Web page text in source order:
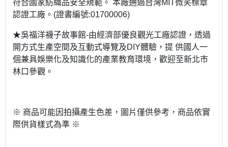
符合國家紡織品安全規範。 本廠通過台灣MIT微笑標章
認證工廠。(證書編號:01700006)
★吳福洋襪子故事館-由經濟部優良觀光工廠認證，透過
開方式生產空間及互動式導覽及DIY體驗，提 供國人一
個兼具娛樂化及知識化的產業教育環境，歡迎至新北市
林口參觀。
※ 商品可能因拍攝產生色差，圖片僅供參考，商品依實
際供貨樣式為準 ※